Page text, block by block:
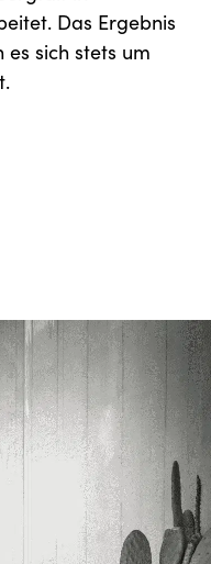
Das Ergebnis
sich stets um